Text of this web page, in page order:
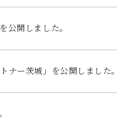
公開しました。
ナー茨城」を公開しました。